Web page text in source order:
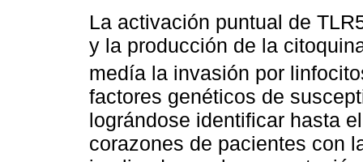
La activación puntual de
y la producción de la
medía la invasión por
factores genéticos de
lográndose identificar hasta
corazones de pacientes con